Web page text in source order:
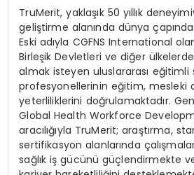
TruMerit, yaklaşık 50 yıllık
geliştirme alanında dünya
Eski adıyla CGFNS International
Birleşik Devletleri ve diğer
almak isteyen uluslararası eğitimli
profesyonellerinin eğitim, mesleki
yeterliliklerini doğrulamaktadır.
Global Health Workforce
aracılığıyla TruMerit; araştırma,
sertifikasyon alanlarında
sağlık iş gücünü güçlendirmekte